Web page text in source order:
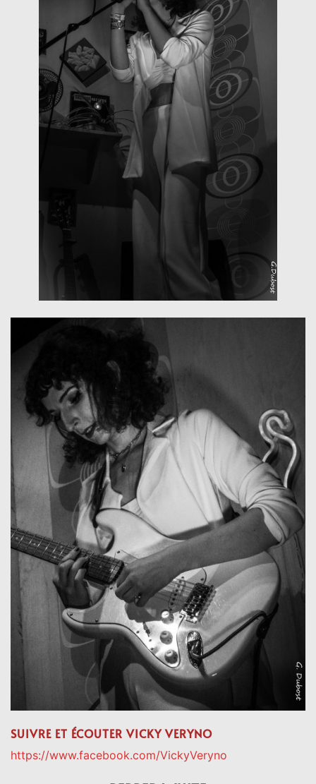
SUIVRE ET ÉCOUTER VICKY VERYNO
https://www.facebook.com/VickyVeryno